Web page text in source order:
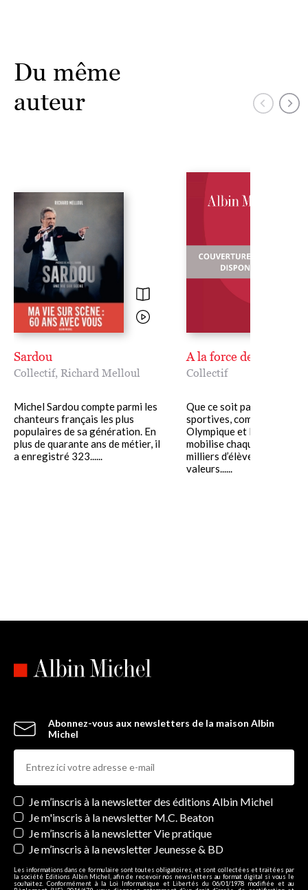
Du même
auteur
Sardou
Collectif, Richard Melloul
Michel Sardou compte parmi les
chanteurs français les plus
populaires de sa génération. En
plus de quarante ans de métier, il
a enregistré 323......
A la force des mots
Collectif
Que ce soit par les
sportives, comme la
Olympique et
mobilise chaque année des
milliers d’élèves autour des
valeurs......
Abonnez-vous aux newsletters de la maison Albin
Michel
Newsletters
Je m’inscris à la newsletter des éditions Albin Michel
Je m'inscris à la newsletter M.C. Beaton
Je m’inscris à la newsletter Vie pratique
Je m’inscris à la newsletter Jeunesse & BD
Les informations dans ce formulaire sont toutes obligatoires, et sont collectées et traitées par
la société Editions Albin Michel, afin de recevoir nos newsletters au format digital si vous le
souhaitez. Conformément à la Loi Informatique et Libertés du 06/01/1978 modifiée et au